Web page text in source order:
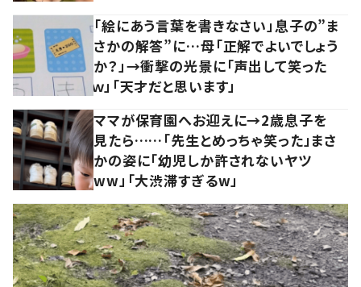
「絵にあう言葉を書きなさい」息子の”ま
さかの解答”に…母「正解でよいでしょう
か？」→衝撃の光景に「声出して笑った
ｗ」「天才だと思います」
ママが保育園へお迎えに→2歳息子を
見たら……「先生とめっちゃ笑った」まさ
かの姿に「幼児しか許されないヤツ
ww」「大渋滞すぎるw」